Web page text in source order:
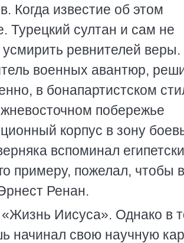
Когда известие об этом
Турецкий султан и сам не
усмирить ревнителей
военных авантюр,
в бонапартистском
побережье
корпус в зону
вспоминал
примеру, пожелал, чтобы
Ренан.
«Жизнь Иисуса». Однако в
начинал свою научную